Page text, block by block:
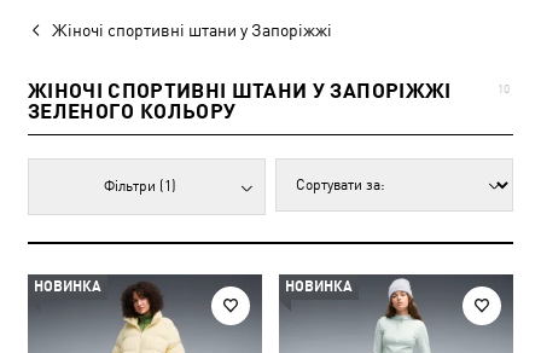
Жіночі спортивні штани у Запоріжжі
ЖІНОЧІ СПОРТИВНІ ШТАНИ У ЗАПОРІЖЖІ
ЗЕЛЕНОГО КОЛЬОРУ
10
Фільтри (1)
НОВИНКА НОВИНКА